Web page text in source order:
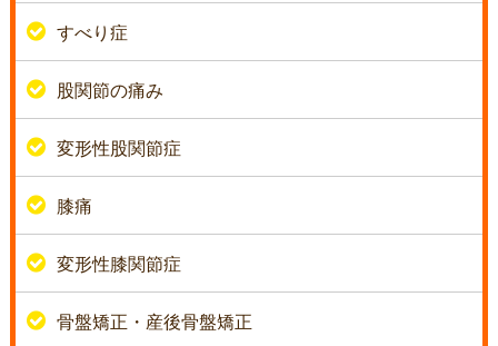
すべり症
股関節の痛み
変形性股関節症
膝痛
変形性膝関節症
骨盤矯正・産後骨盤矯正